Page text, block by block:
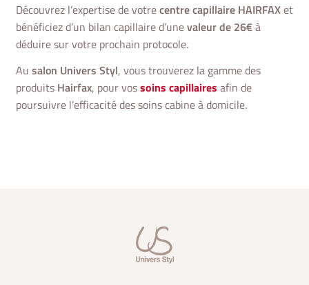
Découvrez l’expertise de votrecentre capillaire HAIRFAXet
bénéficiez d’un bilan capillaire d’unevaleur de 26€à
déduire sur votre prochain protocole.
Au salon Univers Styl, vous trouverez la gamme des
produits Hairfax, pour vossoins capillaires afin de
poursuivre l’efficacité des soins cabine à domicile.